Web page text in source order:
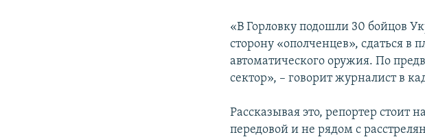
«В Горловку подошли 30 бойцов
сторону «ополченцев», сдаться в
автоматического оружия. По
сектор», – говорит журналист в
Рассказывая это, репортер стоит
передовой и не рядом с